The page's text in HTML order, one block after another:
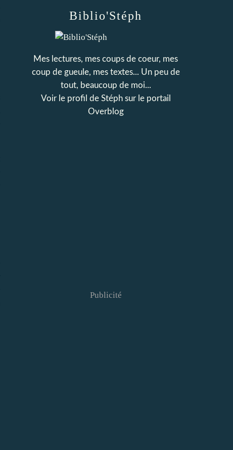
Biblio'Stéph
Mes lectures, mes coups de coeur, mes
coup de gueule, mes textes... Un peu de
tout, beaucoup de moi...
Voir le profil de Stéphsur le portail
Overblog
Publicité